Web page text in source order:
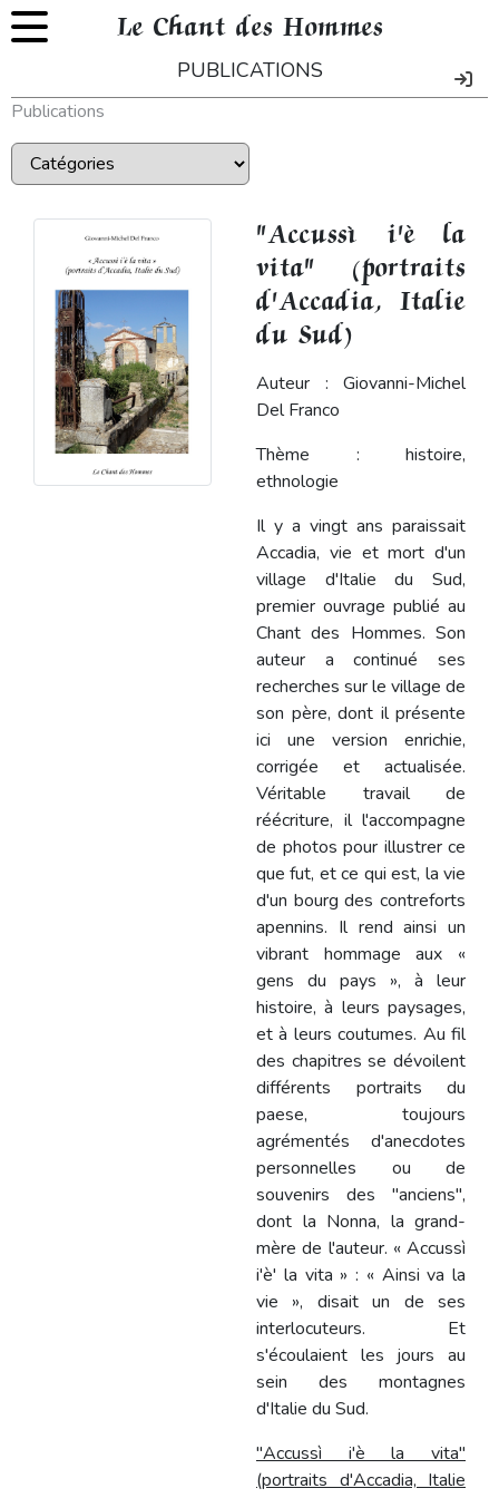
Le Chant des Hommes
PUBLICATIONS
Publications
"Accussì i'è la
vita" (portraits
d'Accadia, Italie
du Sud)
Auteur : Giovanni-Michel
Del Franco
Thème : histoire,
ethnologie
Il y a vingt ans paraissait
Accadia, vie et mort d'un
village d'Italie du Sud,
premier ouvrage publié au
Chant des Hommes. Son
auteur a continué ses
recherches sur le village de
son père, dont il présente
ici une version enrichie,
corrigée et actualisée.
Véritable travail de
réécriture, il l'accompagne
de photos pour illustrer ce
que fut, et ce qui est, la vie
d'un bourg des contreforts
apennins. Il rend ainsi un
vibrant hommage aux «
gens du pays », à leur
histoire, à leurs paysages,
et à leurs coutumes. Au fil
des chapitres se dévoilent
différents portraits du
paese, toujours
agrémentés d'anecdotes
personnelles ou de
souvenirs des "anciens",
dont la Nonna, la grand-
mère de l'auteur. « Accussì
i'è' la vita » : « Ainsi va la
vie », disait un de ses
interlocuteurs. Et
s'écoulaient les jours au
sein des montagnes
d'Italie du Sud.
"Accussì i'è la vita"
(portraits d'Accadia, Italie